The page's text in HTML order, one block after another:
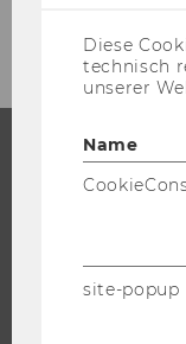
STUDIUM
BACHELOR
Diese
technisch
unserer
Name
site-popup